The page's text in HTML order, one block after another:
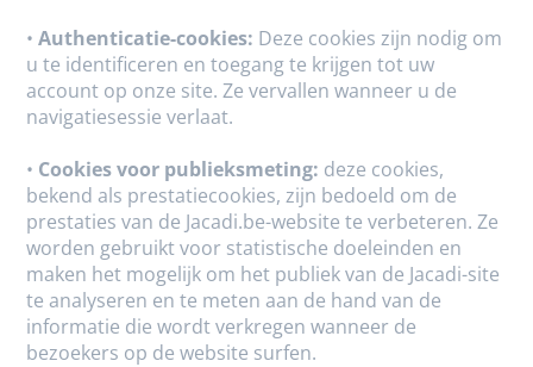
• Authenticatie-cookies: Deze cookies zijn nodig om
u te identificeren en toegang te krijgen tot uw
account op onze site. Ze vervallen wanneer u de
navigatiesessie verlaat.
• Cookies voor publieksmeting: deze cookies,
bekend als prestatiecookies, zijn bedoeld om de
prestaties van de Jacadi.be-website te verbeteren. Ze
worden gebruikt voor statistische doeleinden en
maken het mogelijk om het publiek van de Jacadi-site
te analyseren en te meten aan de hand van de
informatie die wordt verkregen wanneer de
bezoekers op de website surfen.